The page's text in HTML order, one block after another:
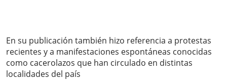
En su publicación también hizo referencia a protestas
recientes y a manifestaciones espontáneas conocidas
como cacerolazos que han circulado en distintas
localidades del país